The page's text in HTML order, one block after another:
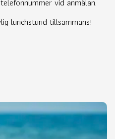
lunchstund tillsammans!